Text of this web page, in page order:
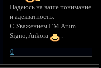
Надеюсь на ваше понимание
и адекватность.
С Уважением ГМ Arum
Signo, Ankora
.
0